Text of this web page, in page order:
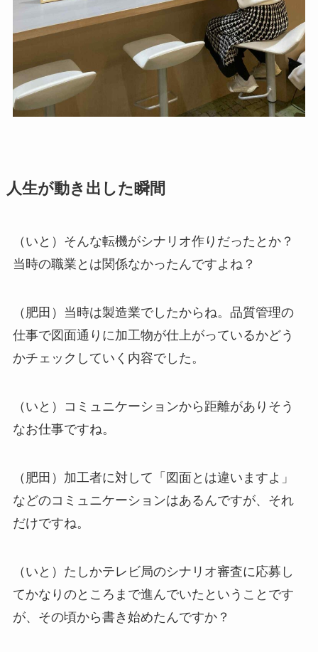
人生が動き出した瞬間
（いと）そんな転機がシナリオ作りだったとか？
当時の職業とは関係なかったんですよね？
（肥田）当時は製造業でしたからね。品質管理の
仕事で図面通りに加工物が仕上がっているかどう
かチェックしていく内容でした。
（いと）コミュニケーションから距離がありそう
なお仕事ですね。
（肥田）加工者に対して「図面とは違いますよ」
などのコミュニケーションはあるんですが、それ
だけですね。
（いと）たしかテレビ局のシナリオ審査に応募し
てかなりのところまで進んでいたということです
が、その頃から書き始めたんですか？